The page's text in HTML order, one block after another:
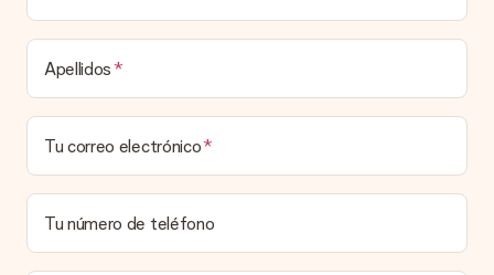
Tiempo de entrega, opciones de entrega y
costos de envío.
¿Puedo elegir una fecha de entrega?
Elegir la fecha exacta de entrega no es posible. Una vez
personalizado y completado tu pedido, recibirás una
confirmación con las fechas estimadas de entrega. Una vez
que el pedido haya sido enviado, será la empresa de
transportes la encargada de entregar el regalo.
Apellidos
Tu correo electrónico
Tu número de teléfono